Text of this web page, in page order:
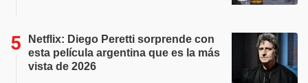
Netflix: Diego Peretti sorprende con
esta película argentina que es la más
vista de 2026